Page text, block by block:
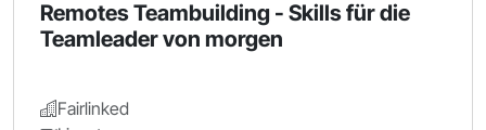
Remotes Teambuilding - Skills für die
Teamleader von morgen
Fairlinked